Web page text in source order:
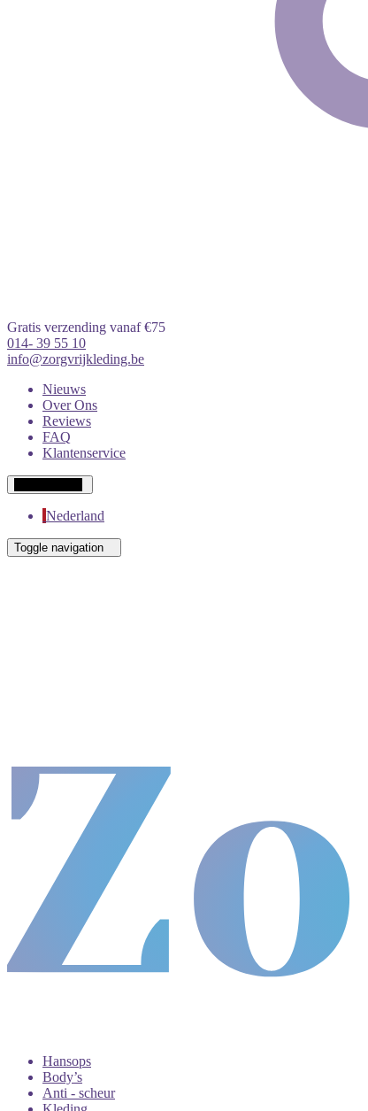
Gratis verzending vanaf €75
014- 39 55 10
info@zorgvrijkleding.be
Nieuws
Over Ons
Reviews
FAQ
Klantenservice
Nederland
Toggle navigation
Hansops
Body’s
Anti - scheur